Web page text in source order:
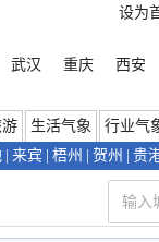
设为
武汉 重庆 西安
游 生活气象 行业气
来宾 梧州 贺州 贵